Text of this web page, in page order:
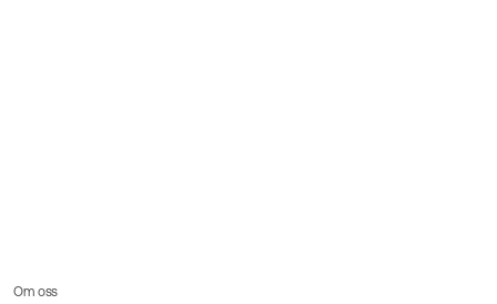
Om oss